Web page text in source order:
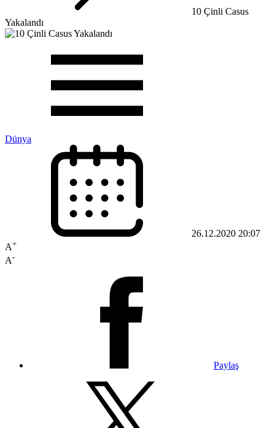
10 Çinli Casus
Yakalandı
Dünya
26.12.2020 20:07
A+
A-
Paylaş